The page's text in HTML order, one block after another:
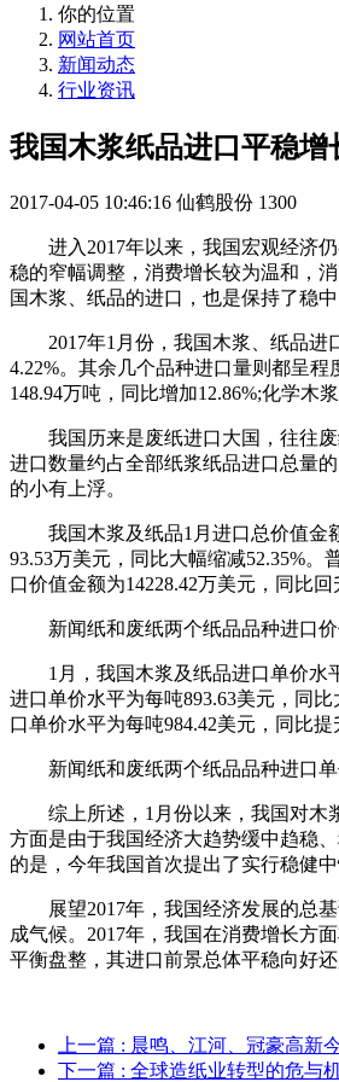
你的位置
网站首页
新闻动态
行业资讯
我国木浆纸品进口平稳增
2017-04-05 10:46:16 仙鹤股份 1300
进入2017年以来，我国宏观经济
稳的窄幅调整，消费增长较为温和，
国木浆、纸品的进口，也是保持了稳
2017年1月份，我国木浆、纸品进
4.22%。其余几个品种进口量则都呈程
148.94万吨，同比增加12.86%;化学木
我国历来是废纸进口大国，往往
进口数量约占全部纸浆纸品进口总量
的小有上浮。
我国木浆及纸品1月进口总价值金
93.53万美元，同比大幅缩减52.35%
口价值金额为14228.42万美元，同比
新闻纸和废纸两个纸品品种进口
1月，我国木浆及纸品进口单价水
进口单价水平为每吨893.63美元，同
口单价水平为每吨984.42美元，同比
新闻纸和废纸两个纸品品种进口
综上所述，1月份以来，我国对木
方面是由于我国经济大趋势缓中趋稳
的是，今年我国首次提出了实行稳健
展望2017年，我国经济发展的总
成气候。2017年，我国在消费增长方
平衡盘整，其进口前景总体平稳向好还
上一篇 : 晨鸣、江河、冠豪高新
下一篇 : 全球造纸业转型的危与